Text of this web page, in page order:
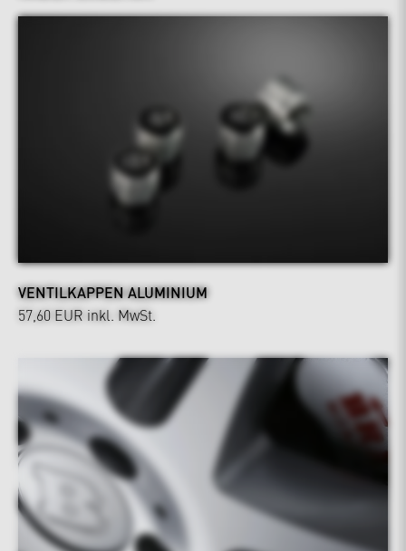
VENTILKAPPEN ALUMINIUM
57,60 EUR inkl. MwSt.